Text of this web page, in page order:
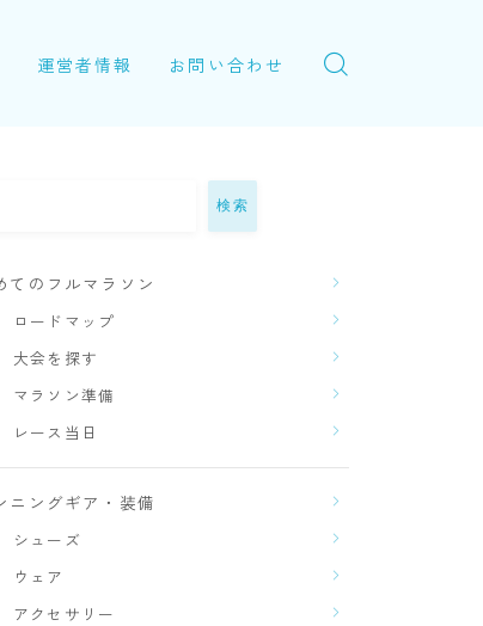
運営者情報 お問い合わせ
検索
てのフルマラソン
ロードマップ
大会を探す
マラソン準備
レース当日
ニングギア・装備
シューズ
ウェア
アクセサリー